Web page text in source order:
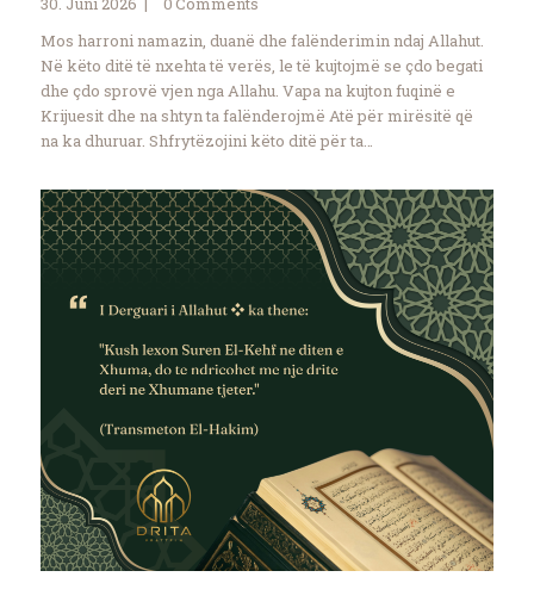
Mos harroni namazin, duanë dhe falënderimin ndaj Allahut.
Në këto ditë të nxehta të verës, le të kujtojmë se çdo begati
dhe çdo sprovë vjen nga Allahu. Vapa na kujton fuqinë e
Krijuesit dhe na shtyn ta falënderojmë Atë për mirësitë që
na ka dhuruar. Shfrytëzojini këto ditë për ta…